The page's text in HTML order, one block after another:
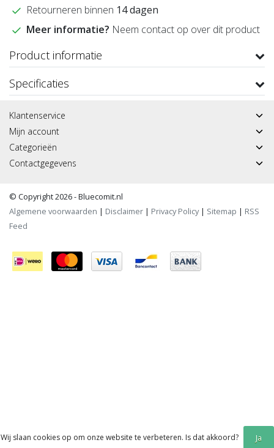
Retourneren binnen 14 dagen
Meer informatie? Neem contact op over dit product
Product informatie
Specificaties
Klantenservice
Mijn account
Categorieën
Contactgegevens
© Copyright 2026 - Bluecomit.nl
Algemene voorwaarden | Disclaimer | Privacy Policy| Sitemap | RSS
Feed
Wij slaan cookies op om onze website te verbeteren. Is dat akkoord? Ja